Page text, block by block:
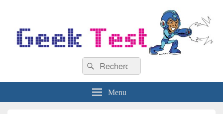
Recherche :
Rechercher
Menu